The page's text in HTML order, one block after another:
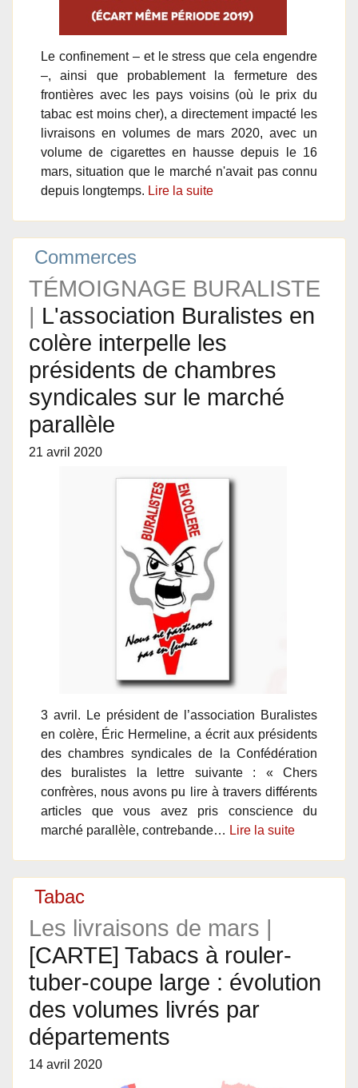
Le confinement – et le stress que cela engendre
–, ainsi que probablement la fermeture des
frontières avec les pays voisins (où le prix du
tabac est moins cher), a directement impacté les
livraisons en volumes de mars 2020, avec un
volume de cigarettes en hausse depuis le 16
mars, situation que le marché n'avait pas connu
depuis longtemps. Lire la suite
Commerces
TÉMOIGNAGE BURALISTE
| L'association Buralistes en
colère interpelle les
présidents de chambres
syndicales sur le marché
parallèle
21 avril 2020
3 avril. Le président de l’association Buralistes
en colère, Éric Hermeline, a écrit aux présidents
des chambres syndicales de la Confédération
des buralistes la lettre suivante : « Chers
confrères, nous avons pu lire à travers différents
articles que vous avez pris conscience du
marché parallèle, contrebande… Lire la suite
Tabac
Les livraisons de mars |
[CARTE] Tabacs à rouler-
tuber-coupe large : évolution
des volumes livrés par
départements
14 avril 2020